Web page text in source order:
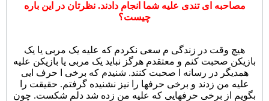
مصاحبه ای تندی علیه شما انجام دادند. نظرتان در این باره
چیست؟
هیچ وقت در زندگی م سعی نکردم که علیه یک مربی یا یک
بازیکن صحبت کنم و معتقدم هرگز نباید یک مربی یا بازیکن علیه
همدیگر در رسانه ا صحبت کنند. شنیدم که برخی ا حرف ایی
علیه من زدند و برخی حرفها را نیز نشنیده گرفتم. حقیقت را
بگویم از برخی حرفهایی که علیه من زده شد دلم شکست. چون